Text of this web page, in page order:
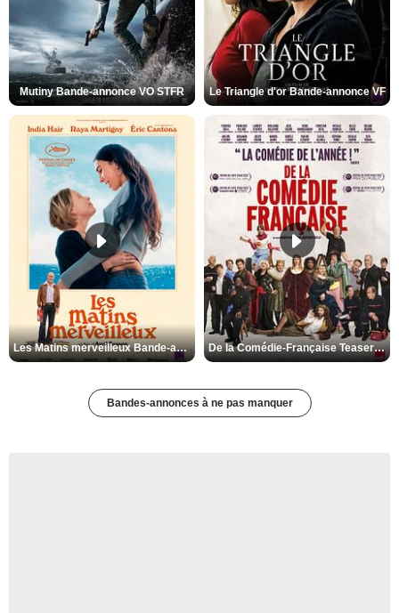
Mutiny Bande-annonce VO STFR Le Triangle d'or Bande-annonce VF
Les Matins merveilleux Bande-annonce VF De la Comédie-Française Teaser VF
Bandes-annonces à ne pas manquer